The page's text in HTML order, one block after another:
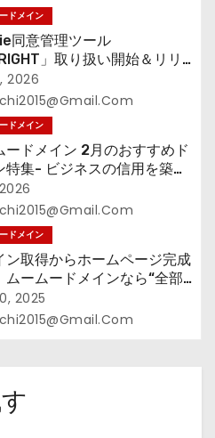
ドメイン
同意管理ツール
」取り扱い開始＆リリ
念キャンペーン【ムームード
】
2026
ドメイン
ードメイン 2月のおすすめド
特集- ビジネスの信用を築く
すべての起点となるのが独
イン
ドメイン
ン取得からホームページ完成
ムームードメインなら“全部
”安心スタート
2025